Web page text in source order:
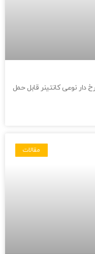
دار نوعی کانتینر قابل حمل
مقالات